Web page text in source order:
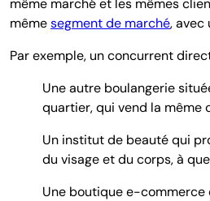
même marché et les mêmes
mêmesegment de marché, avec
Par exemple, un concurrent
Une autre boulangerie
quartier, qui vend la même
Un institut de beauté qui
du visage et du corps, à
Une boutique e-commerce